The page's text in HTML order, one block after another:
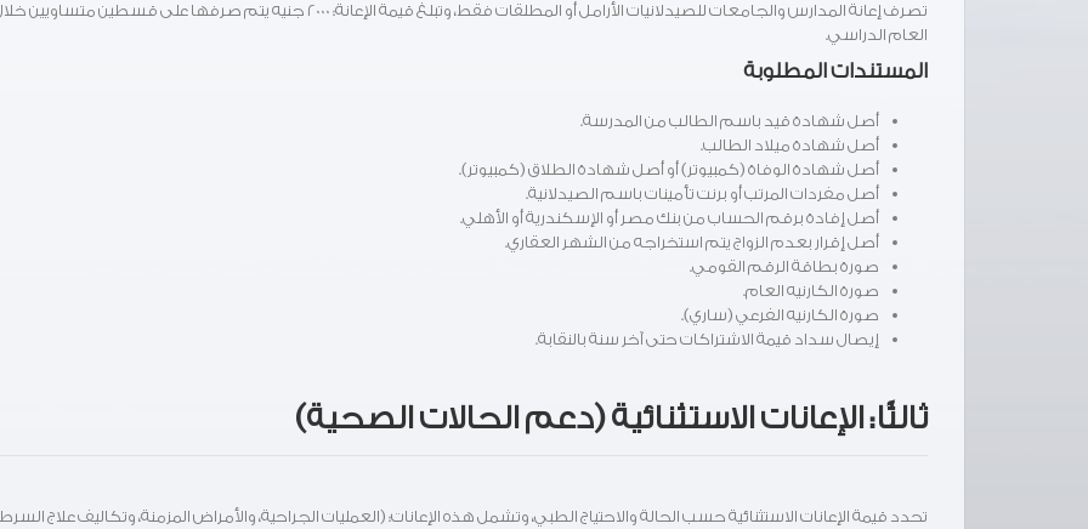
تصرف إعانة المدارس والجامعات للصيدلانيات الأرامل أو المطلقات فقط، وتبلغ قيمة الإعانة: 2000 جنيه يتم صرفها على قسطين متساويين
العام الدراسي.
المستندات المطلوبة
أصل شهادة قيد باسم الطالب من المدرسة.
أصل شهادة ميلاد الطالب.
أصل شهادة الوفاة (كمبيوتر) أو أصل شهادة الطلاق (كمبيوتر).
أصل مفردات المرتب أو برنت تأمينات باسم الصيدلانية.
أصل إفادة برقم الحساب من بنك مصر أو الإسكندرية أو الأهلي.
أصل إقرار بعدم الزواج يتم استخراجه من الشهر العقاري.
صورة بطاقة الرقم القومي.
صورة الكارنيه العام.
صورة الكارنيه الفرعي (ساري).
إيصال سداد قيمة الاشتراكات حتى آخر سنة بالنقابة.
ثالثًا: الإعانات الاستثنائية (دعم الحالات الصحية)
تحدد قيمة الإعانات الاستثنائية حسب الحالة والاحتياج الطبي، وتشمل هذه الإعانات: (العمليات الجراحية، والأمراض المزمنة، وتكاليف علاج